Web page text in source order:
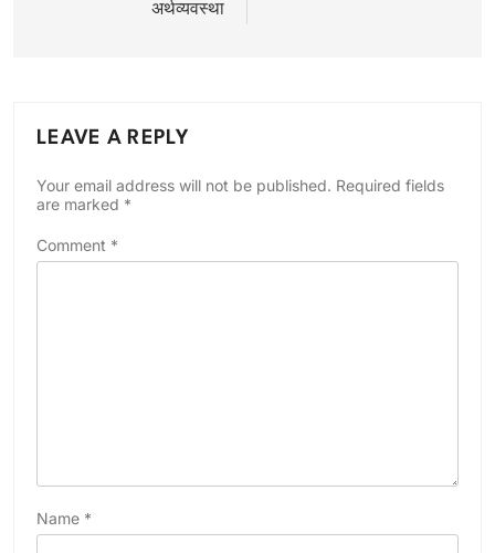
अर्थव्यवस्था
LEAVE A REPLY
Your email address will not be published. Required fields
are marked *
Comment *
Name *